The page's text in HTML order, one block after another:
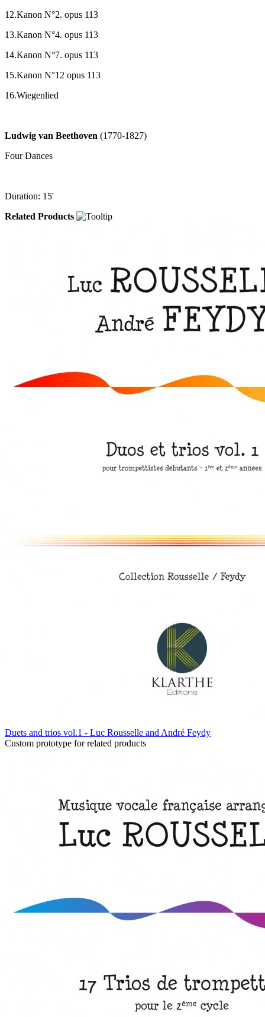
12.Kanon N°2. opus 113
13.Kanon N°4. opus 113
14.Kanon N°7. opus 113
15.Kanon N°12 opus 113
16.Wiegenlied
Ludwig van Beethoven (1770-1827)
Four Dances
Duration: 15'
Related Products
Duets and trios vol.1 - Luc Rousselle and André Feydy
Custom prototype for related products